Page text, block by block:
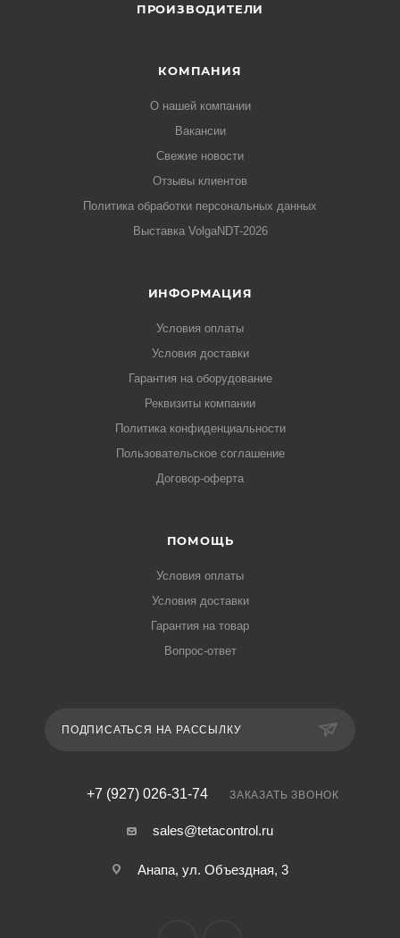
ПРОИЗВОДИТЕЛИ
КОМПАНИЯ
О нашей компании
Вакансии
Свежие новости
Отзывы клиентов
Политика обработки персональных данных
Выставка VolgaNDT-2026
ИНФОРМАЦИЯ
Условия оплаты
Условия доставки
Гарантия на оборудование
Реквизиты компании
Политика конфиденциальности
Пользовательское соглашение
Договор-оферта
ПОМОЩЬ
Условия оплаты
Условия доставки
Гарантия на товар
Вопрос-ответ
ПОДПИСАТЬСЯ НА РАССЫЛКУ
+7 (927) 026-31-74 ЗАКАЗАТЬ ЗВОНОК
sales@tetacontrol.ru
Анапа, ул. Объездная, 3